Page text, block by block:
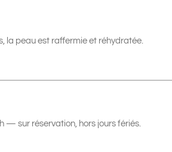
la peau est raffermie et réhydratée.
— sur réservation, hors jours fériés.